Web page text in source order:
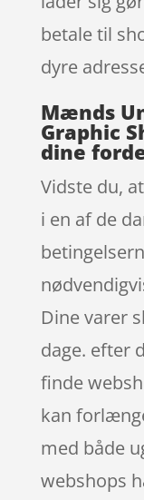
betale til
dyre
Mænds
Graphic
dine
Vidste du,
i en af de
Dine varer
dage. efter
finde
kan
med både
webshops